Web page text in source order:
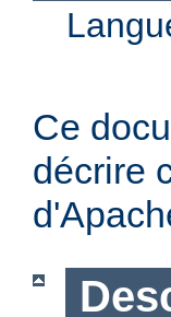
Ce
décrire